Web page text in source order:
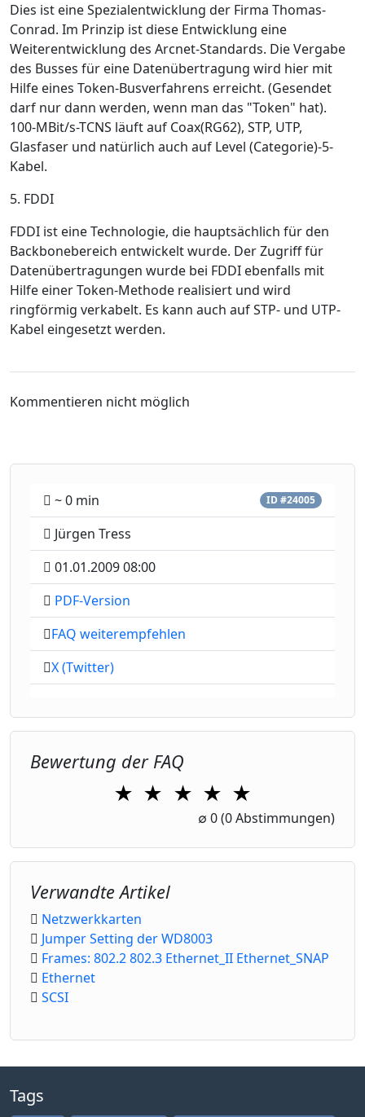
Dies ist eine Spezialentwicklung der Firma Thomas-
Conrad. Im Prinzip ist diese Entwicklung eine
Weiterentwicklung des Arcnet-Standards. Die Vergabe
des Busses für eine Datenübertragung wird hier mit
Hilfe eines Token-Busverfahrens erreicht. (Gesendet
darf nur dann werden, wenn man das "Token" hat).
100-MBit/s-TCNS läuft auf Coax(RG62), STP, UTP,
Glasfaser und natürlich auch auf Level (Categorie)-5-
Kabel.
5. FDDI
FDDI ist eine Technologie, die hauptsächlich für den
Backbonebereich entwickelt wurde. Der Zugriff für
Datenübertragungen wurde bei FDDI ebenfalls mit
Hilfe einer Token-Methode realisiert und wird
ringförmig verkabelt. Es kann auch auf STP- und UTP-
Kabel eingesetzt werden.
Kommentieren nicht möglich
~ 0 min ID #24005
Jürgen Tress
01.01.2009 08:00
PDF-Version
FAQ weiterempfehlen
X (Twitter)
Bewertung der FAQ
★ ★
2 Stars
★
3 Stars
★
4 Stars
★
5 Stars
∅ 0(0 Abstimmungen)
Verwandte Artikel
Netzwerkkarten
Jumper Setting der WD8003
Frames: 802.2 802.3 Ethernet_II Ethernet_SNAP
Ethernet
SCSI
Tags